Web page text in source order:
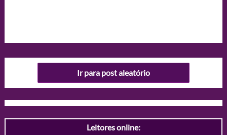
Ir para post aleatório
Leitores online: